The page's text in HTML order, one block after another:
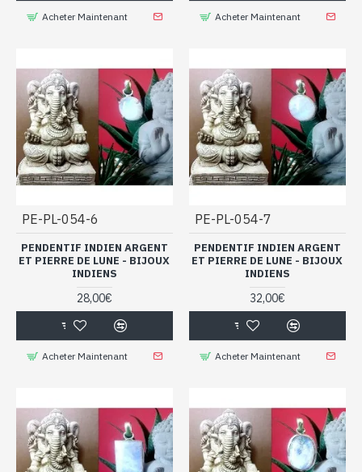
Acheter Maintenant Acheter Maintenant
PE-PL-054-6
PENDENTIF INDIEN ARGENT
ET PIERRE DE LUNE - BIJOUX
INDIENS
28,00€
Acheter Maintenant
PE-PL-054-7
PENDENTIF INDIEN ARGENT
ET PIERRE DE LUNE - BIJOUX
INDIENS
32,00€
Acheter Maintenant